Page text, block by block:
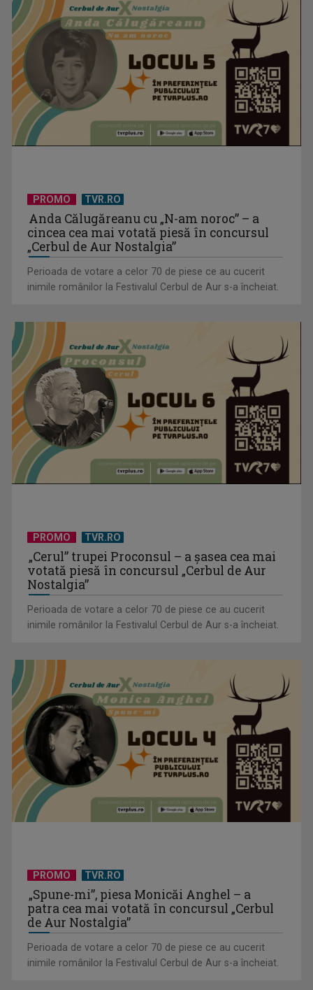
Gusla, vocea istoriei și sufletul muzicii tradiționale
muntenegrene
Tatiana Ernuțeanu lansează volumul SAREF
Pancreatita la animale
PROMO TVR.RO
Anda Călugăreanu cu „N-am noroc” – a
cincea cea mai votată piesă în concursul
„Cerbul de Aur Nostalgia”
Perioada de votare a celor 70 de piese ce au cucerit
inimile românilor la Festivalul Cerbul de Aur s-a încheiat.
PROMO TVR.RO
„Cerul” trupei Proconsul – a şasea cea mai
votată piesă în concursul „Cerbul de Aur
Nostalgia”
Perioada de votare a celor 70 de piese ce au cucerit
inimile românilor la Festivalul Cerbul de Aur s-a încheiat.
PROMO TVR.RO
„Spune-mi”, piesa Monicăi Anghel – a
patra cea mai votată în concursul „Cerbul
de Aur Nostalgia”
Perioada de votare a celor 70 de piese ce au cucerit
inimile românilor la Festivalul Cerbul de Aur s-a încheiat.